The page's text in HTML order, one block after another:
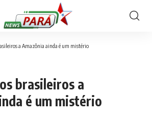
a Amazônia ainda é um mistério
brasileiros a
é um mistério